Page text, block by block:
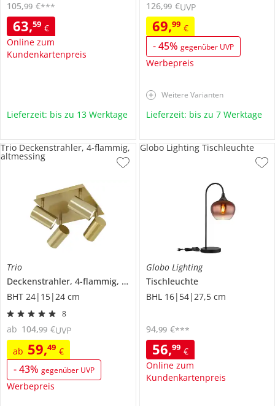
63,59 €
Online zum
Kundenkartenpreis
105,99 €***
Lieferzeit: bis zu 13 Werktage
69,99 €
-45% gegenüber UVP
Werbepreis
126,99 €UVP
Weitere Varianten
Lieferzeit: bis zu 7 Werktage
Trio
Deckenstrahler, 4-flammig, altmessing
BHT 24|15|24 cm
8
ab 59,49 €
-43% gegenüber UVP
Werbepreis
ab 104,99 €UVP
Trio Deckenstrahler, 4-flammig,
altmessing
Globo Lighting
Tischleuchte
BHL 16|54|27,5 cm
56,99 €
Online zum
Kundenkartenpreis
94,99 €***
Globo Lighting Tischleuchte